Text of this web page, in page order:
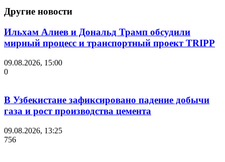
Другие новости
Ильхам Алиев и Дональд Трамп обсудили
мирный процесс и транспортный проект TRIPP
09.08.2026, 15:00
0
В Узбекистане зафиксировано падение добычи
газа и рост производства цемента
09.08.2026, 13:25
756